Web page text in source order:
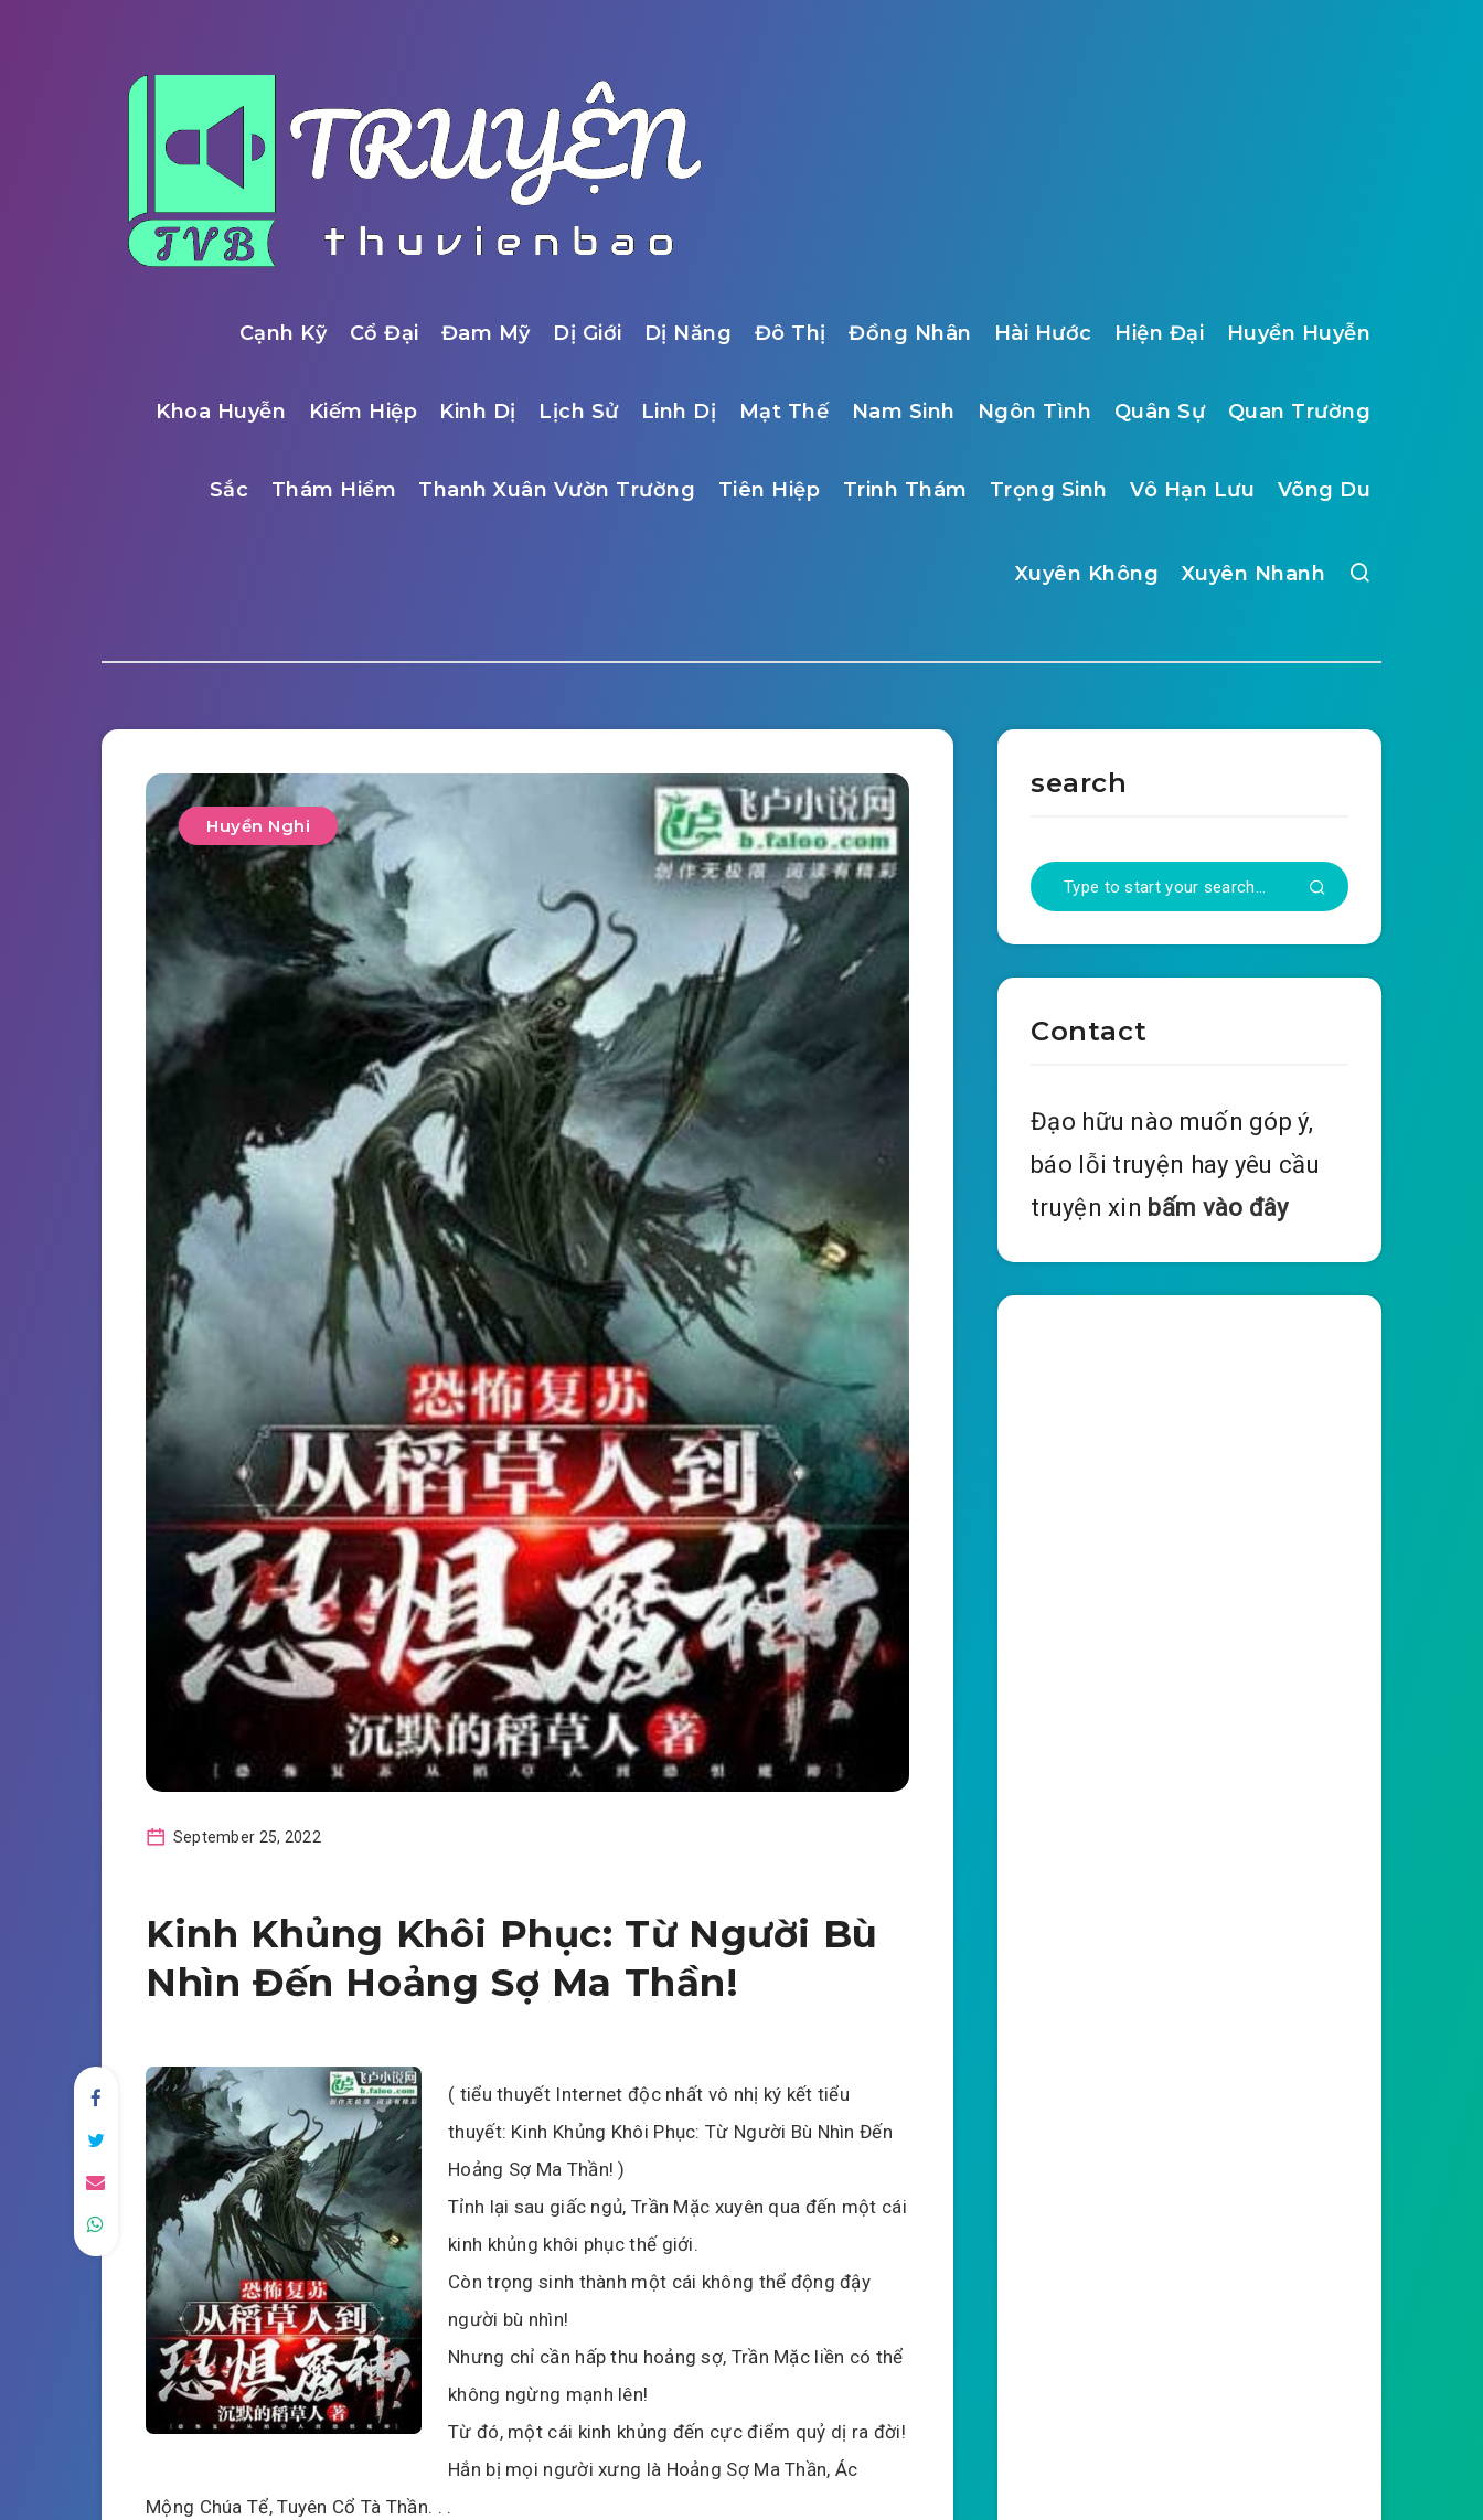
Cạnh Kỹ Cổ Đại Đam Mỹ Dị Giới Dị Năng Đô Thị Đồng Nhân Hài Hước Hiện Đại Huyền Huyễn
Khoa Huyễn Kiếm Hiệp Kinh Dị Lịch Sử Linh Dị Mạt Thế Nam Sinh Ngôn Tình Quân Sự Quan Trường
Sắc Thám Hiểm Thanh Xuân Vườn Trường Tiên Hiệp Trinh Thám Trọng Sinh Vô Hạn Lưu Võng Du
Xuyên Không Xuyên Nhanh
Huyền Nghi
September 25, 2022
Kinh Khủng Khôi Phục: Từ Người Bù
Nhìn Đến Hoảng Sợ Ma Thần!
( tiểu thuyết Internet độc nhất vô nhị ký kết tiểu
thuyết: Kinh Khủng Khôi Phục: Từ Người Bù Nhìn Đến
Hoảng Sợ Ma Thần! )
Tỉnh lại sau giấc ngủ, Trần Mặc xuyên qua đến một cái
kinh khủng khôi phục thế giới.
Còn trọng sinh thành một cái không thể động đậy
người bù nhìn!
Nhưng chỉ cần hấp thu hoảng sợ, Trần Mặc liền có thể
không ngừng mạnh lên!
Từ đó, một cái kinh khủng đến cực điểm quỷ dị ra đời!
Hắn bị mọi người xưng là Hoảng Sợ Ma Thần, Ác
Mộng Chúa Tể, Tuyên Cổ Tà Thần. . .
search
Contact
Đạo hữu nào muốn góp ý,
báo lỗi truyện hay yêu cầu
truyện xin bấm vào đây